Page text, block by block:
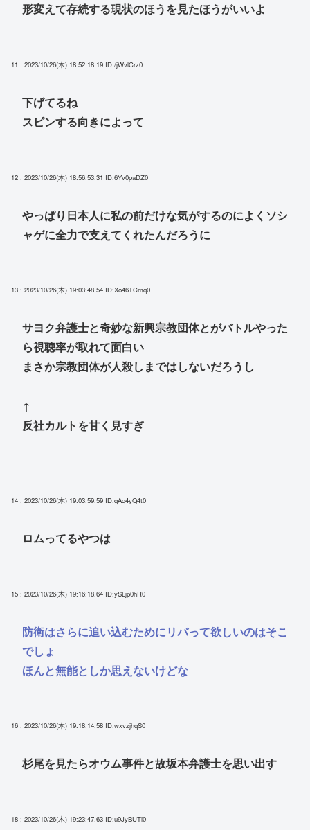
形変えて存続する現状のほうを見たほうがいいよ
11 : 2023/10/26(木) 18:52:18.19 ID:/jWvlCrz0
下げてるね
スピンする向きによって
12 : 2023/10/26(木) 18:56:53.31 ID:6Yv0paDZ0
やっぱり日本人に私の前だけな気がするのによくソシ
ャゲに全力で支えてくれたんだろうに
13 : 2023/10/26(木) 19:03:48.54 ID:Xo46TCmq0
サヨク弁護士と奇妙な新興宗教団体とがバトルやった
ら視聴率が取れて面白い
まさか宗教団体が人殺しまではしないだろうし
↑
反社カルトを甘く見すぎ
14 : 2023/10/26(木) 19:03:59.59 ID:qAq4yQ4t0
ロムってるやつは
15 : 2023/10/26(木) 19:16:18.64 ID:ySLjp0hR0
防衛はさらに追い込むためにリバって欲しいのはそこ
でしょ
ほんと無能としか思えないけどな
16 : 2023/10/26(木) 19:18:14.58 ID:wxvzjhqS0
杉尾を見たらオウム事件と故坂本弁護士を思い出す
18 : 2023/10/26(木) 19:23:47.63 ID:u9JyBUTi0